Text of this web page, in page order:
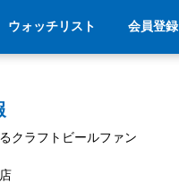
ウォッチリスト 会員登録
クラフトビールファン